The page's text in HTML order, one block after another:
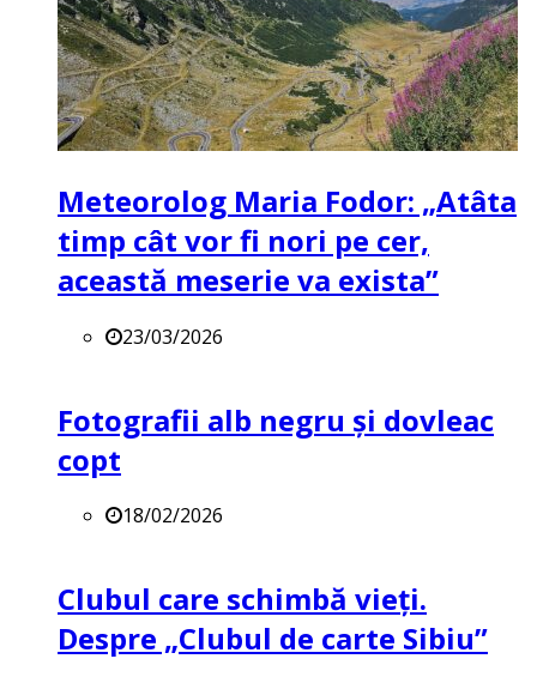
Meteorolog Maria Fodor: „Atâta
timp cât vor fi nori pe cer,
această meserie va exista”
23/03/2026
Fotografii alb negru și dovleac
copt
18/02/2026
Clubul care schimbă vieți.
Despre „Clubul de carte Sibiu”